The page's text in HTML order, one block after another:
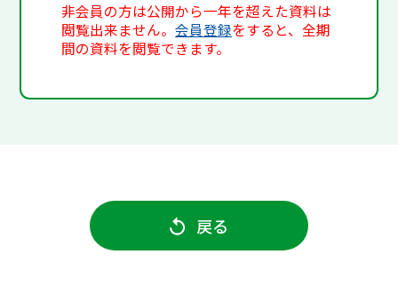
非会員の方は公開から一年を超えた資料は
閲覧出来ません。会員登録をすると、全期
間の資料を閲覧できます。
戻る